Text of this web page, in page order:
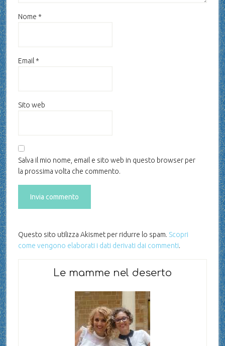
Nome *
Email *
Sito web
Salva il mio nome, email e sito web in questo browser per
la prossima volta che commento.
Questo sito utilizza Akismet per ridurre lo spam. Scopri
come vengono elaborati i dati derivati dai commenti.
Le mamme nel deserto